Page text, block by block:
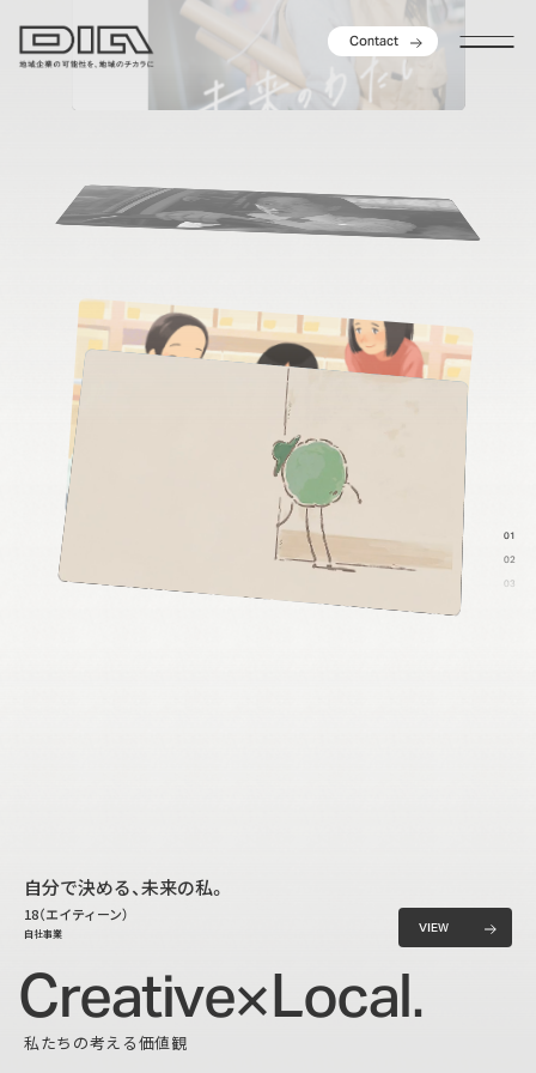
Contact
Contact
自分で決める、未来の私。
18（エイティーン）
自社事業
cap & bear
岡山トヨペット株式会社
らしさはエピソードの中に。
Service
Creative Local.
私たちの考える価値観
VIEW
01
02
03